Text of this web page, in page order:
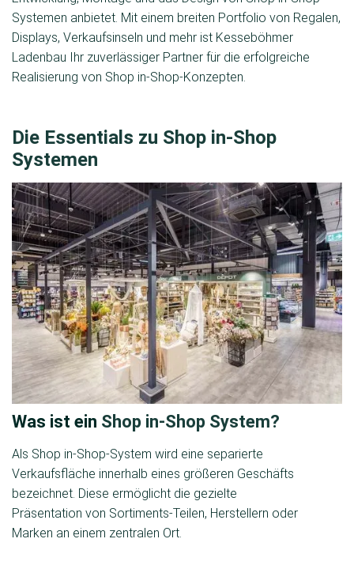
Systemen anbietet. Mit einem breiten Portfolio von Regalen,
Displays, Verkaufsinseln und mehr ist Kesseböhmer
Ladenbau Ihr zuverlässiger Partner für die erfolgreiche
Realisierung von Shop in-Shop-Konzepten.
Die Essentials zu Shop in-Shop
Systemen
Was ist ein Shop in-Shop System?
Als Shop in-Shop-System wird eine separierte
Verkaufsfläche innerhalb eines größeren Geschäfts
bezeichnet. Diese ermöglicht die gezielte
Präsentation von Sortiments-Teilen, Herstellern oder
Marken an einem zentralen Ort.